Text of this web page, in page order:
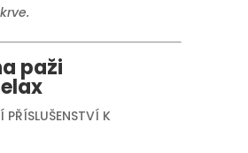
paži
PŘÍSLUŠENSTVÍ K